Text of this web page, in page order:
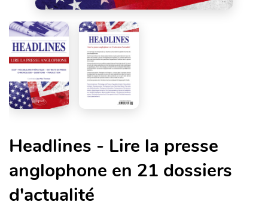
Headlines - Lire la presse
anglophone en 21 dossiers
d'actualité